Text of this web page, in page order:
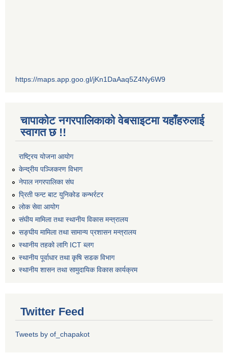
https://maps.app.goo.gl/jKn1DaAaq5Z4Ny6W9
चापाकोट नगरपालिकाको वेबसाइटमा यहाँहरुलाई
स्वागत छ !!
राष्ट्रिय योजना आयोग
केन्द्रीय पञ्जिकरण विभाग
नेपाल नगरपालिका संघ
प्रिती फन्ट बाट युनिकोड कन्भर्रटर
लोक सेवा आयोग
संघीय मामिला तथा स्थानीय विकास मन्त्रालय
सङ्घीय मामिला तथा सामान्य प्रशासन मन्त्रालय
स्थानीय तहको लागि ICT ब्लग
स्थानीय पूर्वाधार तथा कृषि सडक विभाग
स्थानीय शासन तथा सामुदायिक विकास कार्यक्रम
Twitter Feed
Tweets by of_chapakot